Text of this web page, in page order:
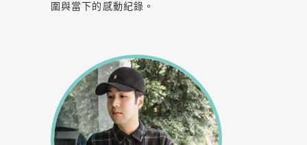
圍與當下的感動紀錄。